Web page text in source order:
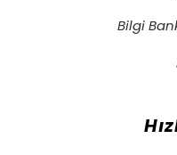
Bilgi